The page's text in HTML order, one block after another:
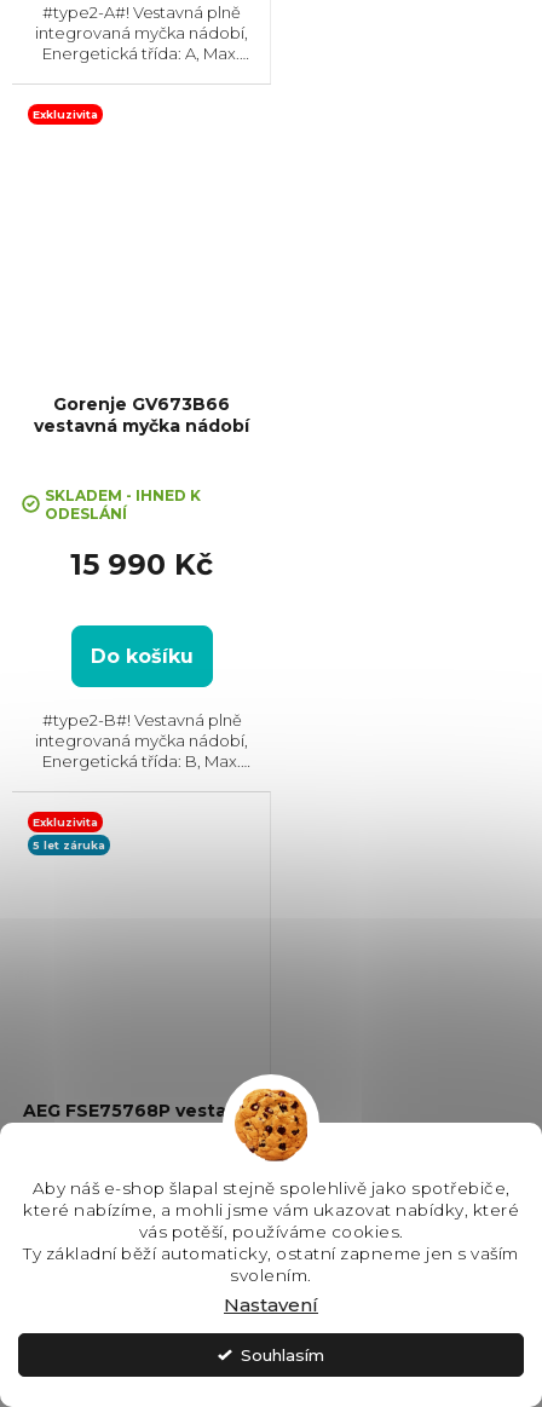
Aby náš e-shop šlapal stejně spolehlivě jako spotřebiče,
které nabízíme, a mohli jsme vám ukazovat nabídky, které
vás potěší, používáme cookies.
Ty základní běží automaticky, ostatní zapneme jen s vaším
svolením.
Nastavení
Souhlasím
#type2-A#! Vestavná plně
integrovaná myčka nádobí,
Energetická třída: A, Max.
nádobí: 14, Počet programů: 8,
Exkluzivita
Gorenje GV673B66
vestavná myčka nádobí
hodnocení
5,0
5
hvězdiček.
SKLADEM - IHNED K
ODESLÁNÍ
15 990 Kč
Do košíku
#type2-B#! Vestavná plně
integrovaná myčka nádobí,
Energetická třída: B, Max.
nádobí: 16, Spotřeba vody na
cyklus: 9.5 l, Automatické...
Exkluzivita
5 let záruka
AEG FSE75768P vestavná
myčka nádobí GlassCare
SKLADEM - IHNED K
ODESLÁNÍ
21 990 Kč